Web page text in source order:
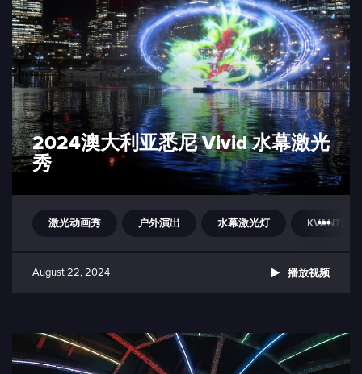
2024澳大利亚悉尼 Vivid 水幕激光
秀
激光动画秀 户外演出 水幕激光灯
August 22, 2024 播放视频